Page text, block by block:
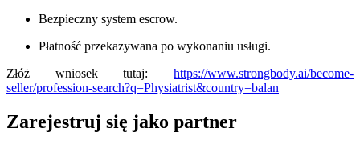
Bezpieczny system escrow.
Płatność przekazywana po wykonaniu usługi.
Złóż wniosek tutaj: https://www.strongbody.ai/become-
seller/profession-search?q=Physiatrist&country=balan
Zarejestruj się jako partner